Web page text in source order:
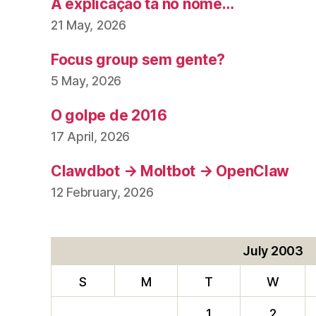
A explicação tá no nome…
21 May, 2026
Focus group sem gente?
5 May, 2026
O golpe de 2016
17 April, 2026
Clawdbot → Moltbot → OpenClaw
12 February, 2026
July 2003
S M T W